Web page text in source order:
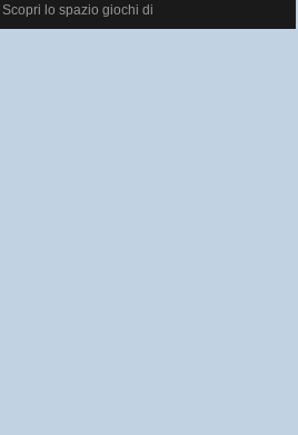
Scopri lo spazio giochi di